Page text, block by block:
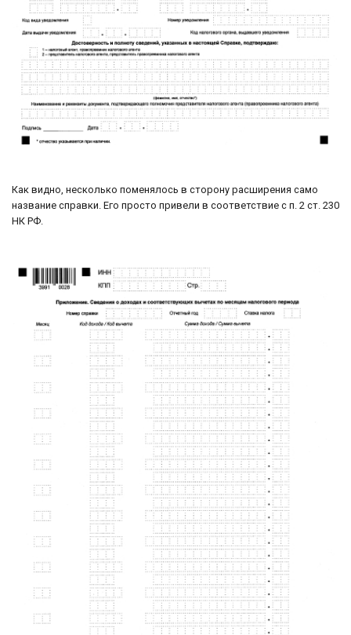
Как видно, несколько поменялось в сторону расширения само
название справки. Его просто привели в соответствие с п. 2 ст. 230
НК РФ.